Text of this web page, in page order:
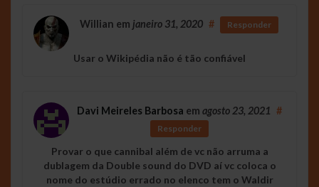
Willian em janeiro 31, 2020 # Responder
Usar o Wikipédia não é tão confiável
Davi Meireles Barbosa em agosto 23, 2021 #
Responder
Provar o que cannibal além de vc não arruma a
dublagem da Double sound do DVD aí vc coloca o
nome do estúdio errado no elenco tem o Waldir